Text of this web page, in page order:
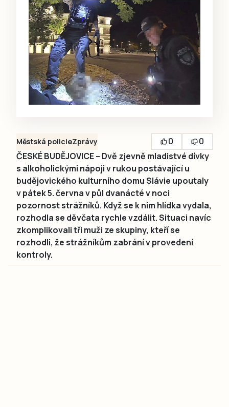
Městská policieZprávy 0
0
ČESKÉ BUDĚJOVICE – Dvě zjevně mladistvé dívky
s alkoholickými nápoji v rukou postávající u
budějovického kulturního domu Slávie upoutaly
v pátek 5. června v půl dvanácté v noci
pozornost strážníků. Když se k nim hlídka vydala,
rozhodla se děvčata rychle vzdálit. Situaci navíc
zkomplikovali tři muži ze skupiny, kteří se
rozhodli, že strážníkům zabrání v provedení
kontroly.